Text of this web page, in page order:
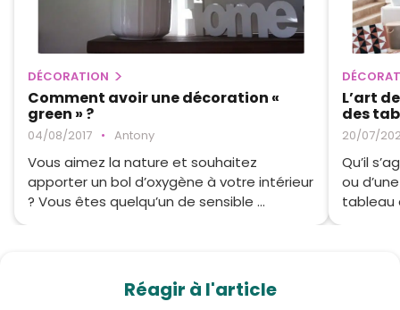
DÉCORATION
Comment avoir une décoration «
green » ?
04/08/2017 • Antony
Vous aimez la nature et souhaitez
apporter un bol d’oxygène à votre intérieur
? Vous êtes quelqu’un de sensible ...
L’art
des
20/07/
Qu’il
ou
tableau
Réagir à l'article